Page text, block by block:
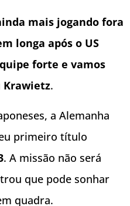
mais jogando fora
longa após o US
forte e vamos
Krawietz.
a Alemanha
primeiro título
. A missão não será
que pode sonhar
quadra.